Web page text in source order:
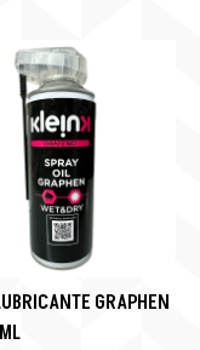
GRAPHEN